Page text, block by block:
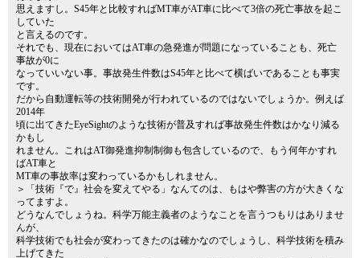
思えますし。S45年と比較すればMT車がAT車に比べて3倍の死亡事故を起こ
していた
と言えるのです。
それでも、現在においてはAT車の急発進が問題になっていることも、死亡
事故が0に
なっていいない事。事故発生件数はS45年と比べて横ばいであることも事実
です。
だから自動運転等の技術開発が行われているのではないでしょうか。例えば
2014年
頃に出てきたEyeSightのような技術が普及すれば事故発生件数はかなり減る
かもし
れません。これはAT御発進抑制制御も包含しているので、もう何年かすれ
ばAT車と
MT車の事故率は変わっているかもしれません。
＞「技術『で』社会を変えてやる」なんてのは、もはや弊害の方が大きくな
ってますよ。
どうなんでしょうね。科学万能主義者のようなことを言うつもりはありませ
んが、
科学技術でも社会が変わってきたのは確かなのでしょうし、科学技術を積み
上げてきた